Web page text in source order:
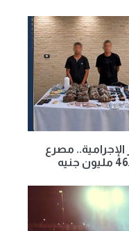
الإجرامية.. مصرع